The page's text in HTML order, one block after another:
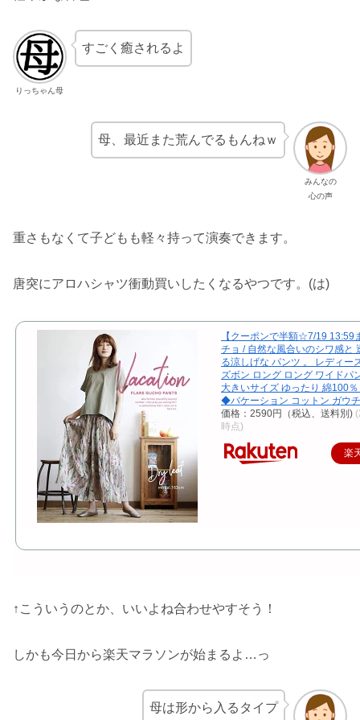
りっちゃん母
すごく癒されるよ
みんなの
心の声
母、最近また荒んでるもんねｗ
重さもなくて子どもも軽々持って演奏できます。
唐突にアロハシャツ衝動買いしたくなるやつです。(は)
【クーポンで半額☆7/19 13:59
チョ / 自然な風合いのシワ感と
る涼しげな パンツ 。 レディー
ズボン ロング ロング ワイドパ
大きいサイズ ゆったり 綿100
◆バケーション コットン ガウ
価格：2590円（税込、送料別)
時点)
楽
↑こういうのとか、いいよね合わせやすそう！
しかも今日から楽天マラソンが始まるよ…っ
母は形から入るタイプ